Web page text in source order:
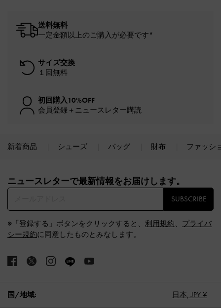
送料無料
一定金額以上のご購入が必要です*
サイズ交換
１回無料
初回購入10%OFF
会員登録＋ニュースレター購読
新着商品 シューズ バッグ 財布 ファッシ
ニュースレターで最新情報をお届けします。​
SUBSCRIBE
※「登録する」ボタンをクリックすると、 利用規約、 プライバ
シー規約に同意したものとみなします。
国/地域: 日本, JPY ¥